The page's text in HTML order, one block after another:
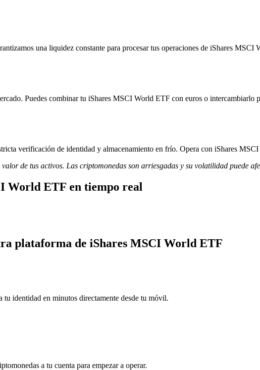
una liquidez constante para procesar tus operaciones de iShares MSCI
Puedes combinar tu iShares MSCI World ETF con euros o intercambiarlo
verificación de identidad y almacenamiento en frío. Opera con iShares
de tus activos. Las criptomonedas son arriesgadas y su volatilidad puede
World ETF en tiempo real
plataforma de iShares MSCI World ETF
identidad en minutos directamente desde tu móvil.
a tu cuenta para empezar a operar.